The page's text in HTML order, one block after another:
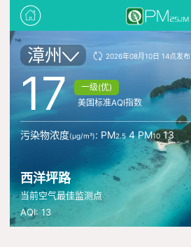
漳州 2026年08月10日 14点发布
17
一级(优)
美国标准AQI指数
污染物浓度(μg/m³): PM2.54 PM1013
西洋坪路
当前空气最佳监测点
AQI: 13